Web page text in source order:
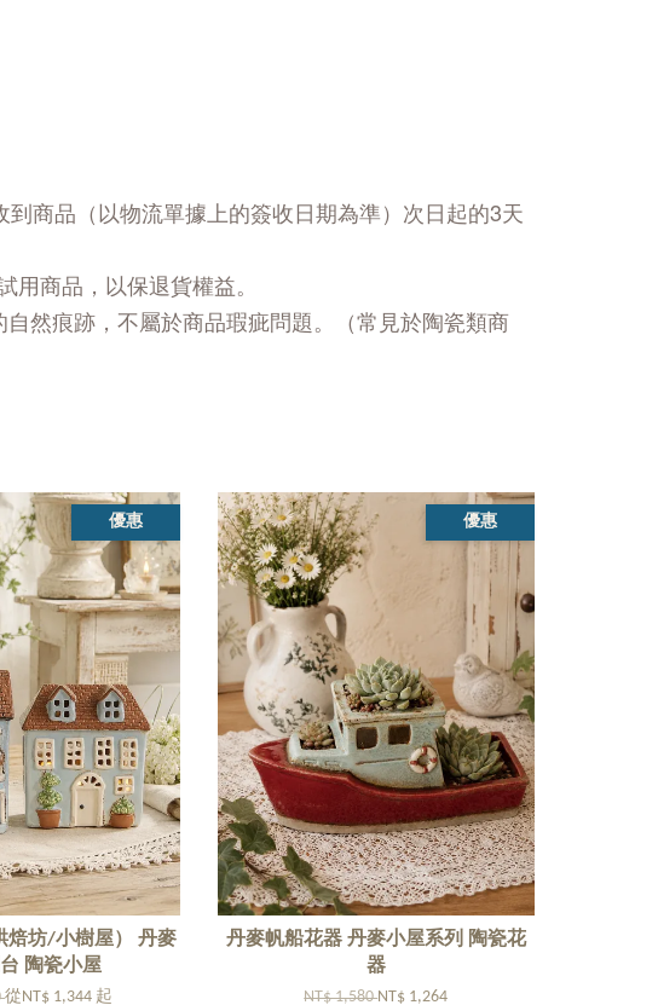
商品（以物流單據上的簽收日期為準）次日起的3天
商品，以保退貨權益。
然痕跡，不屬於商品瑕疵問題。（常見於陶瓷類商
優惠
焙坊/小樹屋） 丹麥
陶瓷小屋
從 NT$ 1,344 起
優惠
丹麥帆船花器 丹麥小屋系列 陶瓷花
器
NT$ 1,580NT$ 1,264